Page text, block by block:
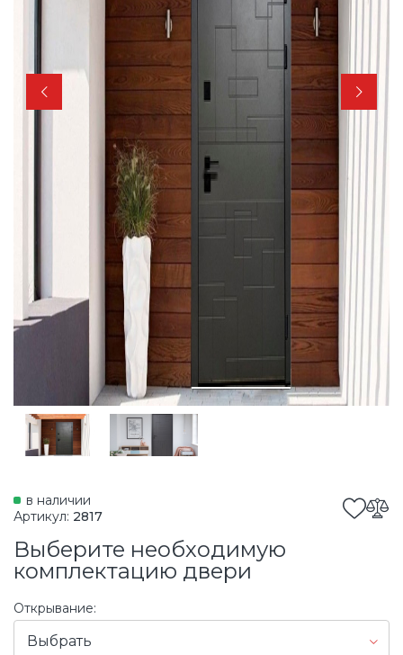
в наличии
Артикул: 2817
Выберите необходимую
комплектацию двери
Открывание:
Выбрать